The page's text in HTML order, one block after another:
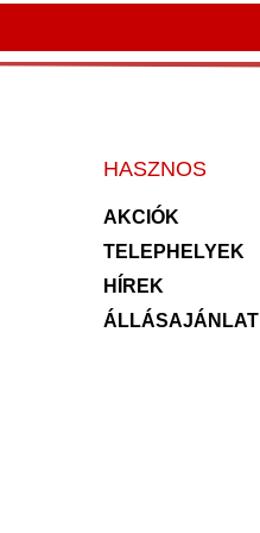
HASZNOS
AKCIÓK
TELEPHELYEK
HÍREK
ÁLLÁSAJÁNLAT